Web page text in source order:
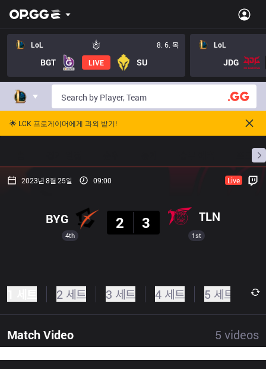
LoL 8. 6. 목
BGT LIVE SU
LoL
JDG
🌟 LCK 프로게이머에게 과외 받기!
프로빌
2023년 8월 25일 09:00 Live
4th
BYG
2
3 TLN
1st
2 세트 3 세트 4 세트 5 세트
Match Video 5 videos